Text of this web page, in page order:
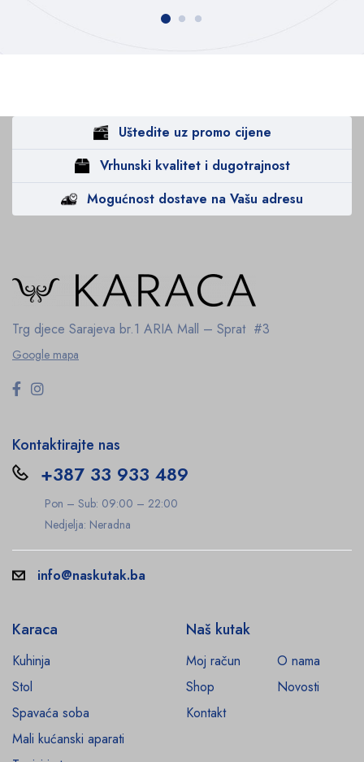
Uštedite uz promo cijene
Vrhunski kvalitet i dugotrajnost
Mogućnost dostave na Vašu adresu
Trg djece Sarajeva br.1 ARIA Mall – Sprat #3
Google mapa
Kontaktirajte nas
+387 33 933 489
Pon – Sub: 09:00 – 22:00
Nedjelja: Neradna
info@naskutak.ba
Karaca
Kuhinja
Stol
Spavaća soba
Mali kućanski aparati
Naš kutak
Moj račun
O nama
Shop
Novosti
Kontakt